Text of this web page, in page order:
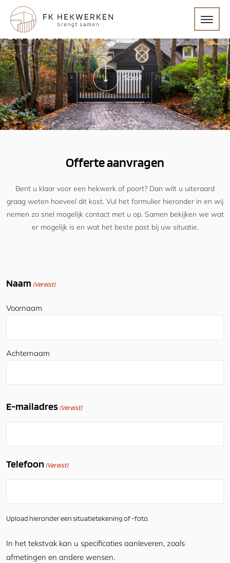
OFFERTE AANVRAGEN
Scroll
Offerte aanvragen
Bent u klaar voor een hekwerk of poort? Dan wilt u uiteraard
graag weten hoeveel dit kost. Vul het formulier hieronder in en wij
nemen zo snel mogelijk contact met u op. Samen bekijken we wat
er mogelijk is en wat het beste past bij uw situatie.
Naam (Vereist)
Voornaam
Achternaam
E-mailadres (Vereist)
Telefoon (Vereist)
Upload hieronder een situatietekening of -foto.
In het tekstvak kan u specificaties aanleveren, zoals
afmetingen en andere wensen.